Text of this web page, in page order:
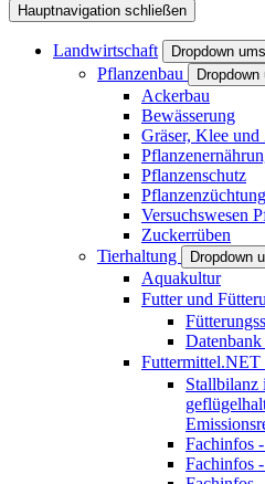
Hauptnavigation schließen
Landwirtschaft Dropdown
Pflanzenbau
Ackerbau
Bewässerung
Gräser, Klee
Pflanzenschutz
Versuchswesen
Zuckerrüben
Tierhaltung
Dropdown
Aquakultur
Futter und
Futtermittel.NET
Stallbilanz
Fachinfos
Fachinfos